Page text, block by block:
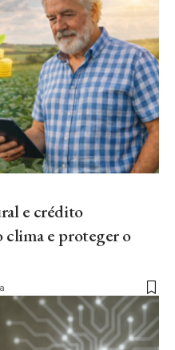
e crédito
clima e proteger o